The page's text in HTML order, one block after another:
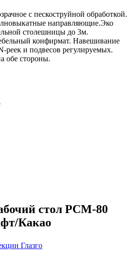
с пескоструйной обработкой.
направляющие.Эко
столешницы до 3м.
конфирмат. Навешивание
и подвесов регулируемых.
обе стороны.
стол РСМ-80
Какао
Глазго